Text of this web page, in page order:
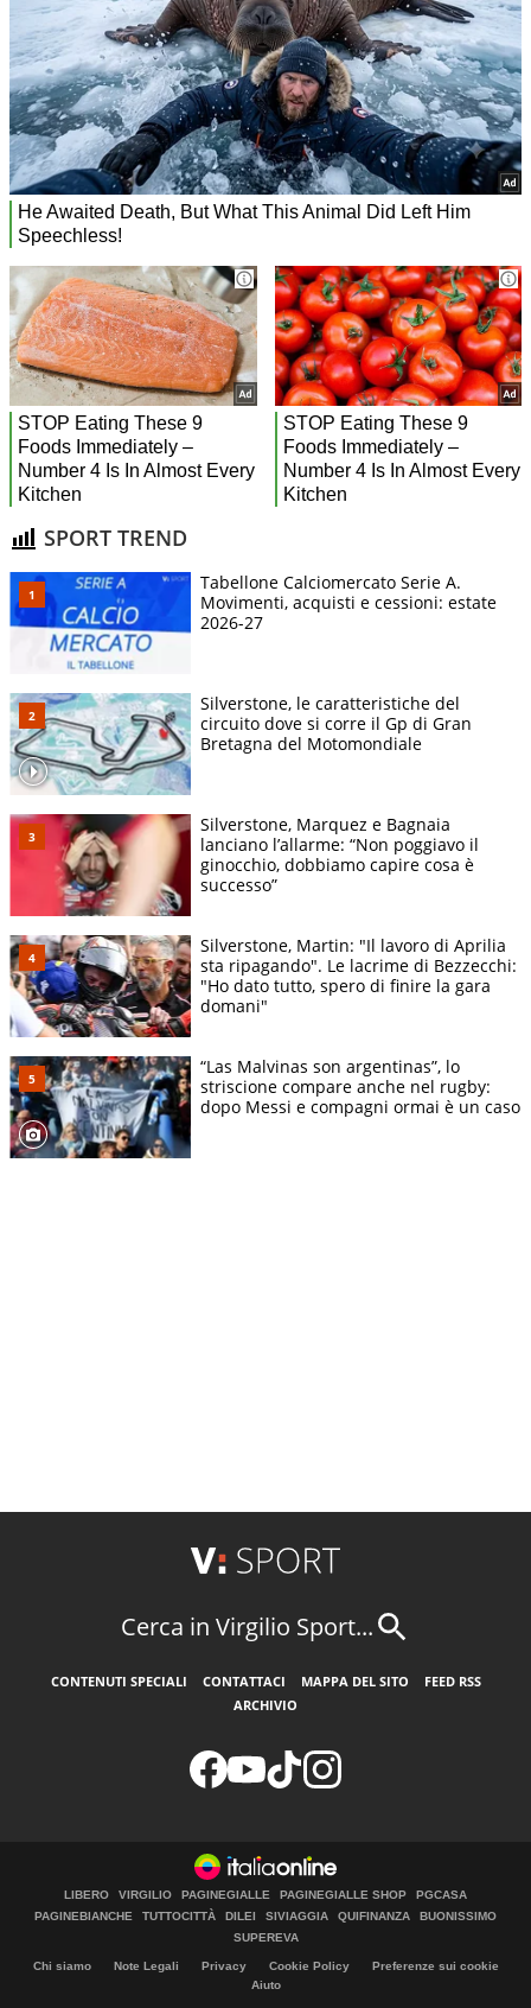
SPORT TREND
Tabellone Calciomercato Serie A.
Movimenti, acquisti e cessioni: estate
2026-27
Silverstone, le caratteristiche del
circuito dove si corre il Gp di Gran
Bretagna del Motomondiale
Silverstone, Marquez e Bagnaia
lanciano l’allarme: “Non poggiavo il
ginocchio, dobbiamo capire cosa è
successo”
Silverstone, Martin: "Il lavoro di Aprilia
sta ripagando". Le lacrime di Bezzecchi:
"Ho dato tutto, spero di finire la gara
domani"
“Las Malvinas son argentinas”, lo
striscione compare anche nel rugby:
dopo Messi e compagni ormai è un caso
Cerca in Virgilio Sport...
CONTENUTI SPECIALI CONTATTACI MAPPA DEL SITO
FEED RSS
ARCHIVIO
LIBERO VIRGILIO PAGINEGIALLE PAGINEGIALLE SHOP
PGCASA
PAGINEBIANCHE
TUTTOCITTÀ DILEI SIVIAGGIA QUIFINANZA
BUONISSIMO
SUPEREVA
Chi siamo Note Legali Privacy Cookie Policy
Preferenze sui cookie
Aiuto